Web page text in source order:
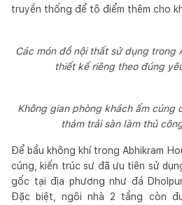
truyền thống để tô điểm thêm cho
Các món đồ nội thất sử dụng trong
thiết kế riêng theo đúng
Không gian phòng khách ấm cúng
thảm trải sàn làm thủ
Để bầu không khí trong Abhikram
cúng, kiến trúc sư đã ưu tiên sử
gốc tại địa phương như đá
Đặc biệt, ngôi nhà 2 tầng còn